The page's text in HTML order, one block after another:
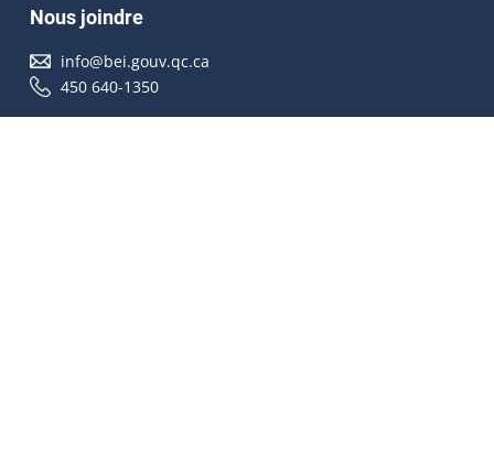
Nous joindre
info@bei.gouv.qc.ca
450 640-1350